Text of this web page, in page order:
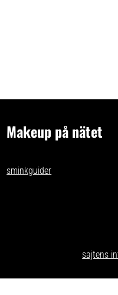
Makeup på nätet
sminkguider och listar
sajtens